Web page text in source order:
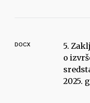
DOCX
5.
o
2025.